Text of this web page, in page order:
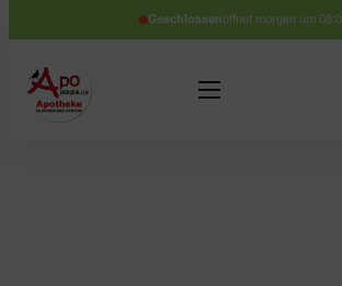
Geschlossenöffnet morgen um